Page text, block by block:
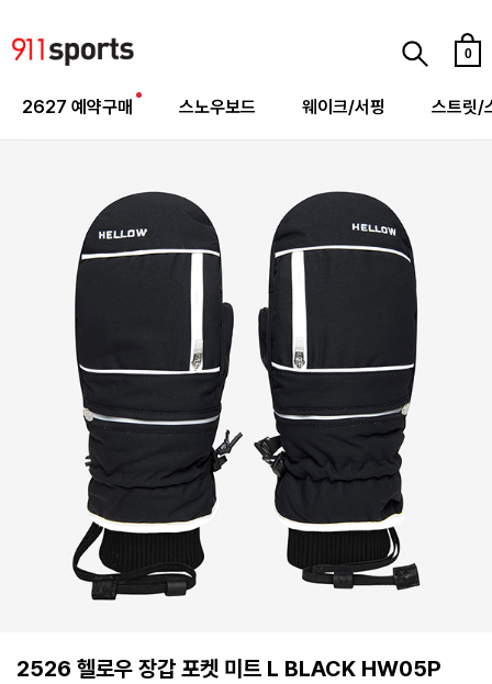
0
2627 예약구매 스노우보드 웨이크/서핑 스트릿/
2526 헬로우 장갑 포켓 미트 L BLACK HW05P